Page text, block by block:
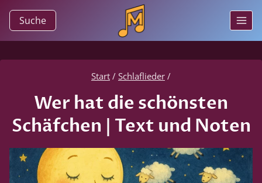
Zum
Inhalt
springen
Suche
Start / Schlaflieder /
Wer hat die schönsten
Schäfchen | Text und Noten